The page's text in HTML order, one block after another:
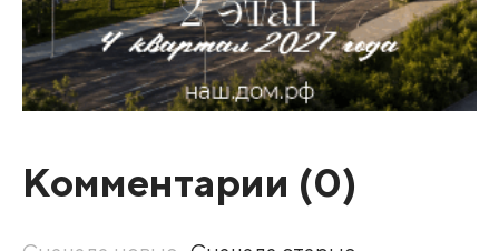
Комментарии (0)